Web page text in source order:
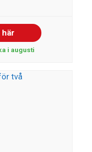
här
i augusti